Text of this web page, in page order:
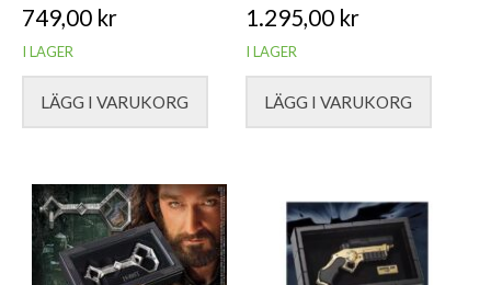
749,00 kr
I LAGER
LÄGG I VARUKORG
1.295,00 kr
I LAGER
LÄGG I VARUKORG